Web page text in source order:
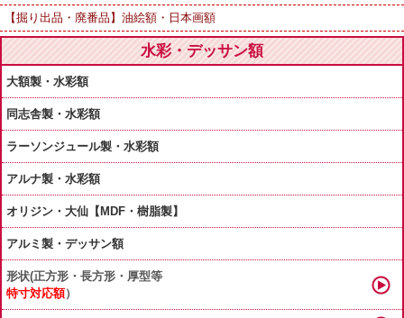
【掘り出品・廃番品】油絵額・日本画額
水彩・デッサン額
大額製・水彩額
同志舎製・水彩額
ラーソンジュール製・水彩額
アルナ製・水彩額
オリジン・大仙【MDF・樹脂製】
アルミ製・デッサン額
形状(正方形・長方形・厚型等
特寸対応額）